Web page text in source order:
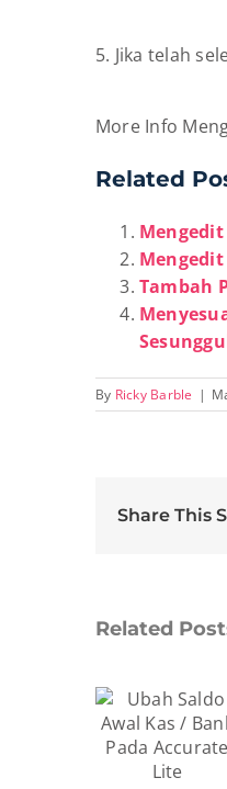
5. Jika telah
More Info
Related
Tambah
By Ricky Barble |
Share This
Related
Non